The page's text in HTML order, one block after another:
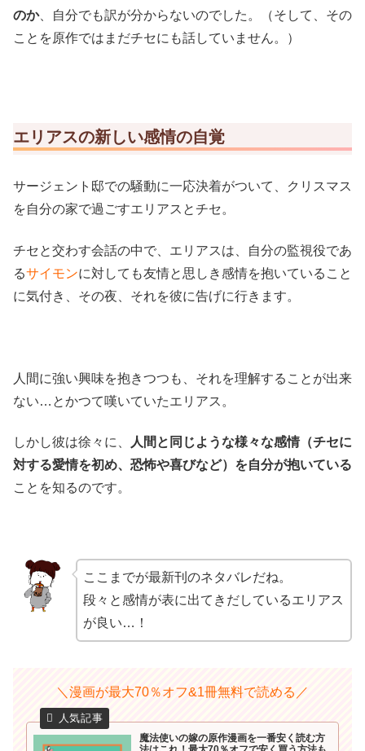
のか、自分でも訳が分からないのでした。（そして、その
ことを原作ではまだチセにも話していません。）
エリアスの新しい感情の自覚
サージェント邸での騒動に一応決着がついて、クリスマス
を自分の家で過ごすエリアスとチセ。
チセと交わす会話の中で、エリアスは、自分の監視役であ
るサイモンに対しても友情と思しき感情を抱いていること
に気付き、その夜、それを彼に告げに行きます。
人間に強い興味を抱きつつも、それを理解することが出来
ない…とかつて嘆いていたエリアス。
しかし彼は徐々に、
人間と同じような様々な感情（チセに
対する愛情を初め、恐怖や喜びなど）を自分が抱いている
ことを知るのです。
ここまでが最新刊のネタバレだね。
段々と感情が表に出てきだしているエリアス
が良い…！
＼漫画が最大70％オフ&1冊無料で読める／
魔法使いの嫁の原作漫画を一番安く読む方